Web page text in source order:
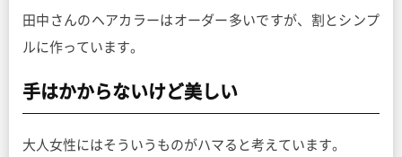
田中さんのヘアカラーはオーダー多いですが、割とシンプ
ルに作っています。
手はかからないけど美しい
大人女性にはそういうものがハマると考えています。